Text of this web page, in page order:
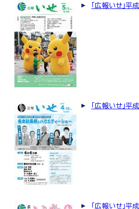
「広報いせ」
「広報いせ」
「広報いせ」